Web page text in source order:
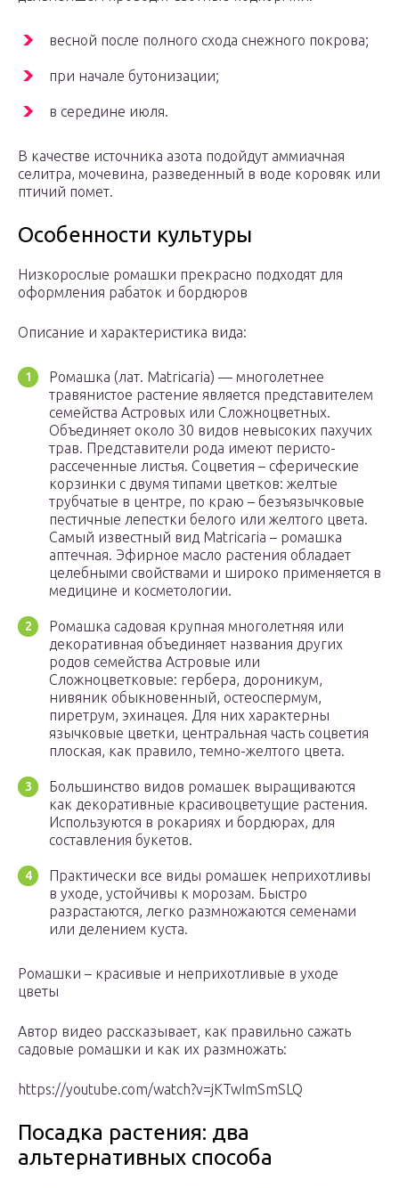
весной после полного схода снежного покрова;
при начале бутонизации;
в середине июля.
В качестве источника азота подойдут аммиачная
селитра, мочевина, разведенный в воде коровяк или
птичий помет.
Особенности культуры
Низкорослые ромашки прекрасно подходят для
оформления рабаток и бордюров
Описание и характеристика вида:
Ромашка (лат. Matricаria) — многолетнее
травянистое растение является представителем
семейства Астровых или Сложноцветных.
Объединяет около 30 видов невысоких пахучих
трав. Представители рода имеют перисто-
рассеченные листья. Соцветия – сферические
корзинки с двумя типами цветков: желтые
трубчатые в центре, по краю – безъязычковые
пестичные лепестки белого или желтого цвета.
Самый известный вид Matricаria – ромашка
аптечная. Эфирное масло растения обладает
целебными свойствами и широко применяется в
медицине и косметологии.
Ромашка садовая крупная многолетняя или
декоративная объединяет названия других
родов семейства Астровые или
Сложноцветковые: гербера, дороникум,
нивяник обыкновенный, остеоспермум,
пиретрум, эхинацея. Для них характерны
язычковые цветки, центральная часть соцветия
плоская, как правило, темно-желтого цвета.
Большинство видов ромашек выращиваются
как декоративные красивоцветущие растения.
Используются в рокариях и бордюрах, для
составления букетов.
Практически все виды ромашек неприхотливы
в уходе, устойчивы к морозам. Быстро
разрастаются, легко размножаются семенами
или делением куста.
Ромашки – красивые и неприхотливые в уходе
цветы
Автор видео рассказывает, как правильно сажать
садовые ромашки и как их размножать:
https://youtube.com/watch?v=jKTwImSmSLQ
Посадка растения: два
альтернативных способа